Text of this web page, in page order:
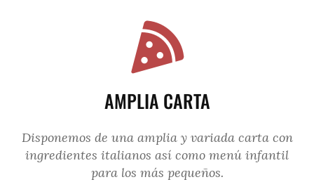
AMPLIA CARTA
Disponemos de una amplia y variada carta con
ingredientes italianos así como menú infantil
para los más pequeños.